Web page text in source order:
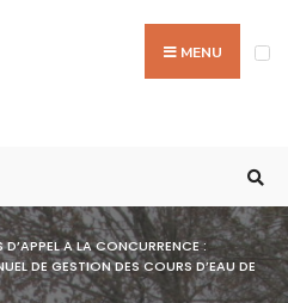
MENU
D’APPEL A LA CONCURRENCE :
DE GESTION DES COURS D’EAU DE